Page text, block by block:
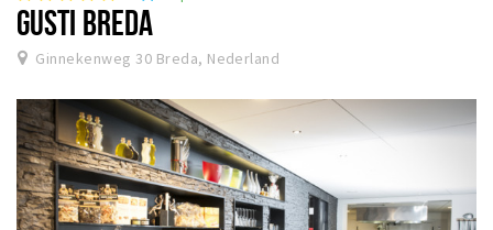
GUSTI BREDA
Ginnekenweg 30 Breda, Nederland